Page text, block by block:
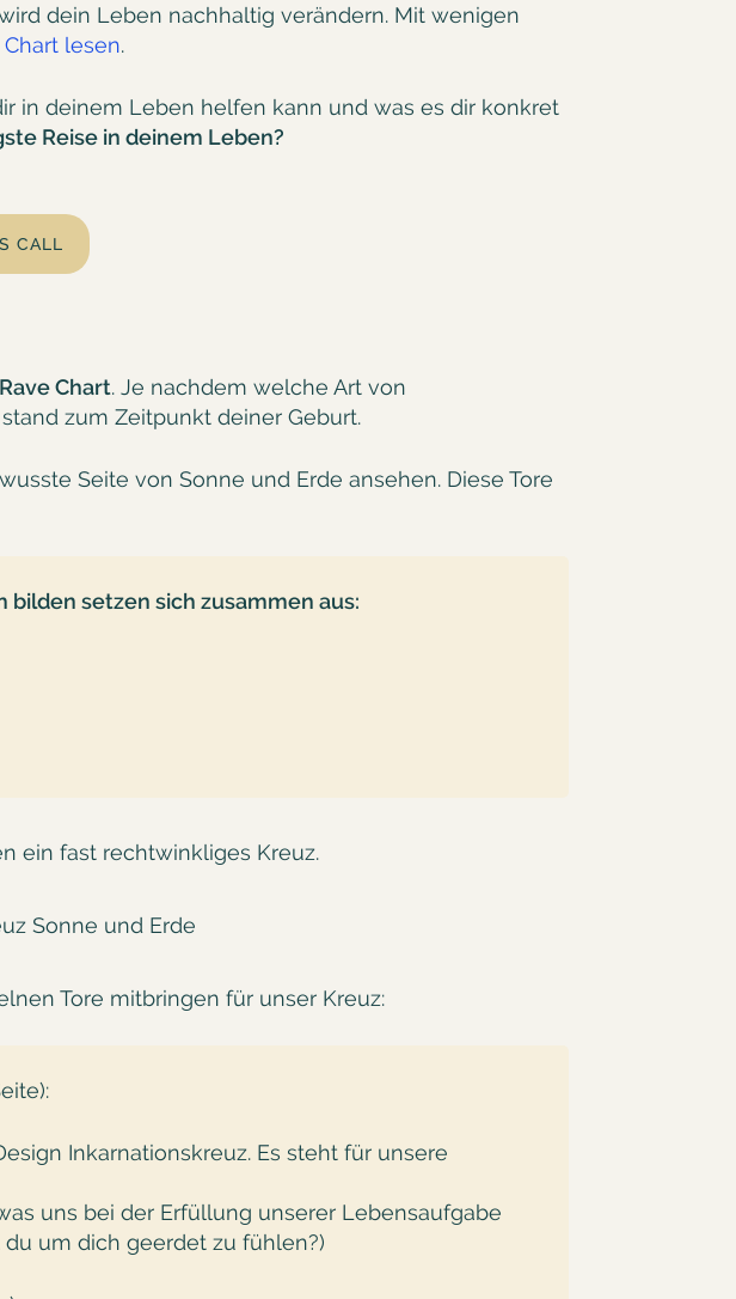
dein Leben nachhaltig verändern. Mit wenigen
lesen.
in deinem Leben helfen kann und was es dir konkret
Reise in deinem Leben?
CALL
Chart. Je nachdem welche Art von
zum Zeitpunkt deiner Geburt.
Seite von Sonne und Erde ansehen. Diese Tore
bilden setzen sich zusammen aus:
ein fast rechtwinkliges Kreuz.
Tore mitbringen für unser Kreuz:
Inkarnationskreuz. Es steht für unsere
uns bei der Erfüllung unserer Lebensaufgabe
um dich geerdet zu fühlen?)